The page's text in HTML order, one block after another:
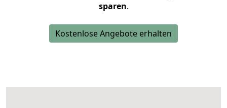
sparen.
Kostenlose Angebote erhalten